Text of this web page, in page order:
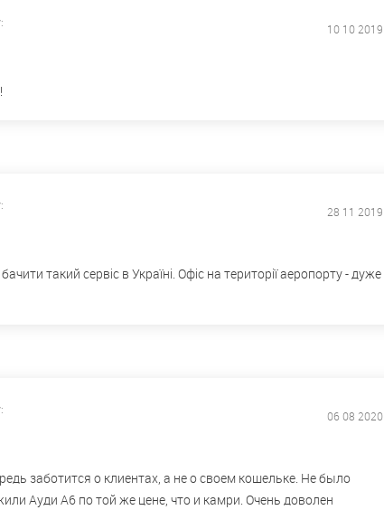
10 10 2019
28 11 2019
такий сервіс в Україні. Офіс на території аеропорту - дуже
06 08 2020
заботится о клиентах, а не о своем кошельке. Не было
Ауди А6 по той же цене, что и камри. Очень доволен